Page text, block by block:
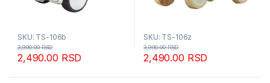
SKU: TS-106b
2,490.00 RSD
3,990.00RSD
SKU: TS-106z
2,490.00 RSD
3,990.00RSD